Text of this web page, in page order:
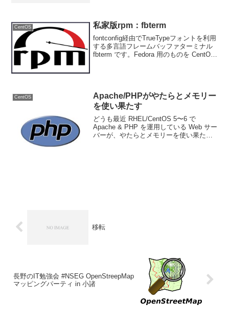
CentOS 私家版rpm：fbterm
fontconfig経由でTrueTypeフォントを利用
する多言語フレームバッファターミナル
fbterm です。Fedora 用のものを CentOS
CentOS
Apache/PHPがやたらとメモリー
を使い果たす
どうも最近 RHEL/CentOS 5〜6 で
Apache & PHP を運用している Web サー
バーが、やたらとメモリーを使い果たす
移転
長野のIT勉強会 #NSEG OpenStreepMap
マッピングパーティ in 小諸